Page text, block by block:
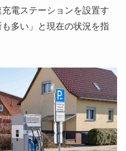
電ステーションを設置す
多い」と現在の状況を指